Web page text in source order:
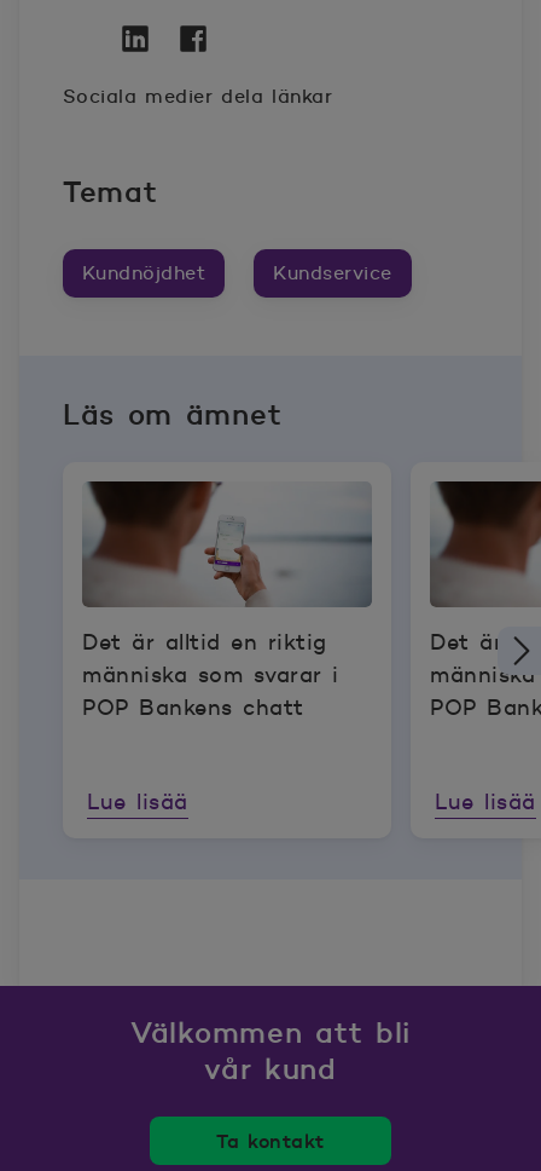
Sociala medier dela länkar
Temat
Kundnöjdhet Kundservice
Läs om ämnet
Det är alltid en riktig
människa som svarar i
POP Bankens chatt
Lue lisää
Det är
POP
Lue lisää
Välkommen att bli
vår kund
Ta kontakt